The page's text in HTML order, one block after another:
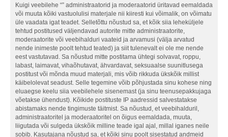
Kuigi veebilehe “” administraatorid ja moderaatorid üritavad eemaldada
või muuta kõiki vastuolulisi materjale nii kiiresti kui võimalik, on võimatu
üle vaadata igat teadet. Selletõttu nõustud sa, et kõik siia leheküljele
tehtud postitused väljendavad autorite mitte administraatorite,
moderaatorite või veebihalduri vaateid ja arvamusi (välja arvatud
nende inimeste poolt tehtud teated) ja siit tulenevalt ei ole me nende
eest vastutavad. Sa nõustud mitte postitama ühtegi solvavat, roppu,
labast, laimavat, vihaõhutavat, ähvardavat, seksuaalse suunitlusega
postitust või mõnda muud materjali, mis võib rikkuda ükskõik millist
käibelolevat seadust. Selle tegemine võib põhjustada sinu kohese ning
eluaegse keelu siia veebilehele sisenemast (ja sinu teenusepakkujaga
võetakse ühendust). Kõikide postituste IP aadressid salvestatakse
abistamaks nende tingimuste täitmist. Sa nõustud, et veebihalduril,
administraatoritel ja moderaatoritel on õigus eemaldada, muuta,
liigutada või sulgeda ükskõik milline teade igal ajal, millal iganes neile
sobib. Kasutajana nõustud sa, et kõiki sinu poolt sisestatud andmeid